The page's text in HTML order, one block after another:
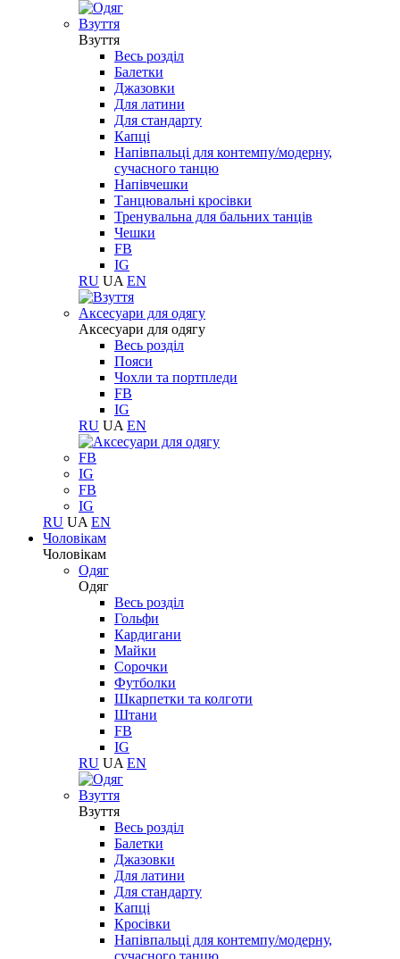
Взуття
Взуття
Весь розділ
Балетки
Джазовки
Для латини
Для стандарту
Капці
Напівпальці для контемпу/модерну,
сучасного танцю
Напівчешки
Танцювальні кросівки
Тренувальна для бальних танців
Чешки
FB
IG
RU UA EN
Aксесуари для одягу
Aксесуари для одягу
Весь розділ
Пояси
Чохли та портпледи
FB
IG
RU UA EN
FB
IG
FB
IG
RU UA EN
Чоловікам
Чоловікам
Одяг
Одяг
Весь розділ
Гольфи
Кардигани
Майки
Сорочки
Футболки
Шкарпетки та колготи
Штани
FB
IG
RU UA EN
Взуття
Взуття
Весь розділ
Балетки
Джазовки
Для латини
Для стандарту
Капці
Кросівки
Напівпальці для контемпу/модерну,
сучасного танцю